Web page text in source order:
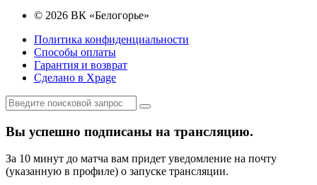
© 2026 ВК «Белогорье»
Политика конфиденциальности
Способы оплаты
Гарантия и возврат
Сделано в Xpage
Вы успешно подписаны на трансляцию.
За 10 минут до матча вам придет уведомление на почту
(указанную в профиле) о запуске трансляции.